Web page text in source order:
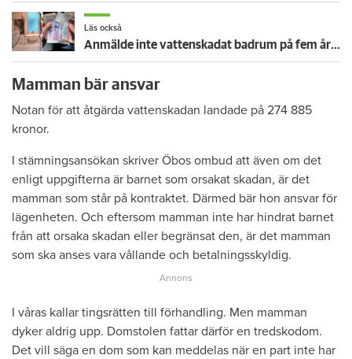
Läs också
Anmälde inte vattenskadat badrum på fem år – krävs på 125 000 kronor
Mamman bär ansvar
Notan för att åtgärda vattenskadan landade på 274 885
kronor.
I stämningsansökan skriver Öbos ombud att även om det
enligt uppgifterna är barnet som orsakat skadan, är det
mamman som står på kontraktet. Därmed bär hon ansvar för
lägenheten. Och eftersom mamman inte har hindrat barnet
från att orsaka skadan eller begränsat den, är det mamman
som ska anses vara vållande och betalningsskyldig.
I våras kallar tingsrätten till förhandling. Men mamman
dyker aldrig upp. Domstolen fattar därför en tredskodom.
Det vill säga en dom som kan meddelas när en part inte har